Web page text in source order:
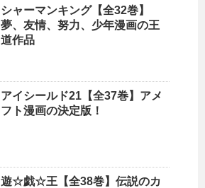
シャーマンキング【全32巻】
夢、友情、努力、少年漫画の王
道作品
アイシールド21【全37巻】アメ
フト漫画の決定版！
遊☆戯☆王【全38巻】伝説のカ